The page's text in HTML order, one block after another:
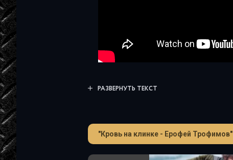
РАЗВЕРНУТЬ ТЕКСТ
"Кровь на клинке - Ерофей Трофимов"